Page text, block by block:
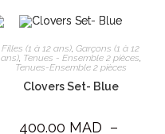
Filles (1 à 12 ans),Garçons (1 à 12
ans), Tenues - Ensemble 2 pièces,
Tenues-Ensemble 2 pièces
Clovers Set- Blue
400.00 MAD –